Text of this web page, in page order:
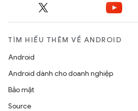
TÌM HIỂU THÊM VỀ ANDROID
Android
Android dành cho doanh nghiệp
Bảo mật
Source